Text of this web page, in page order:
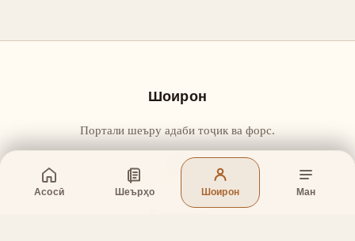
Асосӣ Шеърҳо Шоирон Ман
Шоирон
Портали шеъру адаби тоҷик ва форс.